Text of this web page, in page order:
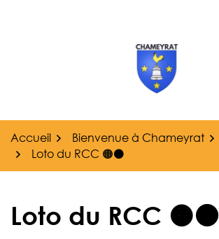
Accueil Bienvenue à Chameyrat
Loto du RCC 🟠⚫
Loto du RCC 🟠⚫